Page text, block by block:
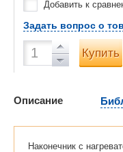
Добавить к
Задать вопрос о
Купить
Описание
Наконечник с